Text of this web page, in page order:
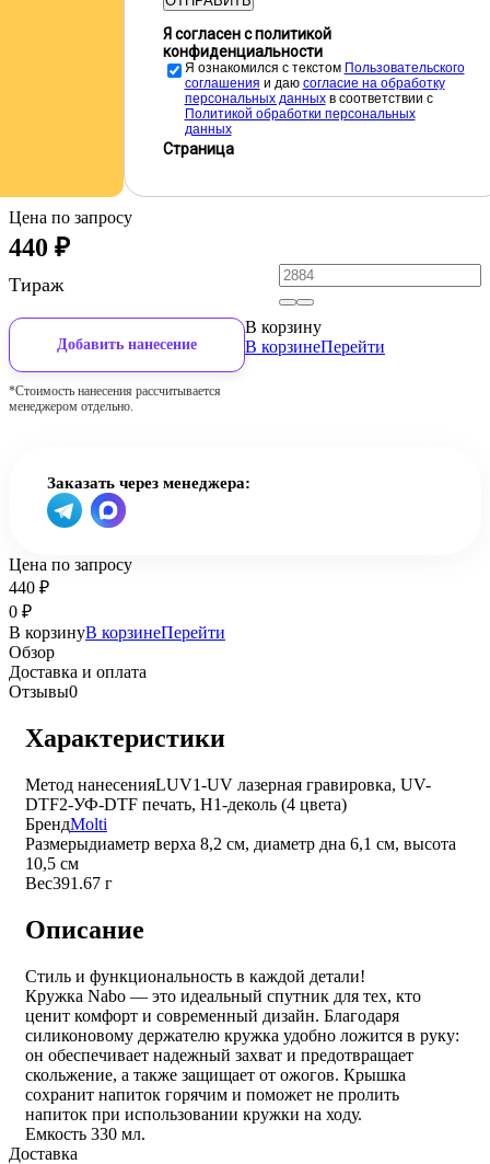
Я согласен с политикой
конфиденциальности
Я ознакомился с текстом Пользовательского
соглашения и даю cогласие на обработку
персональных данныхв соответствии с
Политикой обработки персональных
данных
Страница
Цена по запросу
440 ₽
Тираж
Добавить нанесение
*Стоимость нанесения рассчитывается
менеджером отдельно.
В корзину
В корзинеПерейти
Заказать через менеджера:
Цена по запросу
440 ₽
0 ₽
В корзинуВ корзинеПерейти
Обзор
Доставка и оплата
Отзывы0
Характеристики
Метод нанесенияLUV1-UV лазерная гравировка, UV-
DTF2-УФ-DTF печать, H1-деколь (4 цвета)
БрендMolti
Размерыдиаметр верха 8,2 см, диаметр дна 6,1 см, высота
10,5 см
Вес391.67 г
Описание
Стиль и функциональность в каждой детали!
Кружка Nabo — это идеальный спутник для тех, кто
ценит комфорт и современный дизайн. Благодаря
силиконовому держателю кружка удобно ложится в руку:
он обеспечивает надежный захват и предотвращает
скольжение, а также защищает от ожогов. Крышка
сохранит напиток горячим и поможет не пролить
напиток при использовании кружки на ходу.
Емкость 330 мл.
Доставка